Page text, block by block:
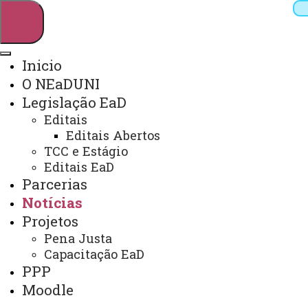
Webmail Sistemas
Arquivo Virtual
Inicio
O NEaDUNI
Legislação EaD
Editais
Editais Abertos
TCC e Estágio
Editais EaD
Parcerias
Notícias
Projetos
Pena Justa
Capacitação EaD
PPP
Moodle
NOTÍCIAS
Você está aqui: